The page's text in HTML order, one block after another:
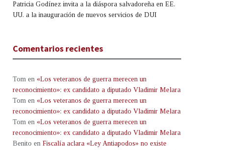
Patricia Godínez invita a la diáspora salvadoreña en EE.
UU. a la inauguración de nuevos servicios de DUI
Comentarios recientes
Tom en «Los veteranos de guerra merecen un
reconocimiento»: ex candidato a diputado Vladimir Melara
Tom en «Los veteranos de guerra merecen un
reconocimiento»: ex candidato a diputado Vladimir Melara
Tom en «Los veteranos de guerra merecen un
reconocimiento»: ex candidato a diputado Vladimir Melara
Benito en Fiscalía aclara «Ley Antiapodos» no existe